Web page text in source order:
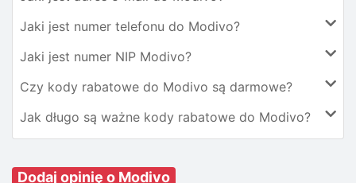
Jaki jest numer telefonu do Modivo?
Jaki jest numer NIP Modivo?
Czy kody rabatowe do Modivo są darmowe?
Jak długo są ważne kody rabatowe do Modivo?
Dodaj opinię o Modivo